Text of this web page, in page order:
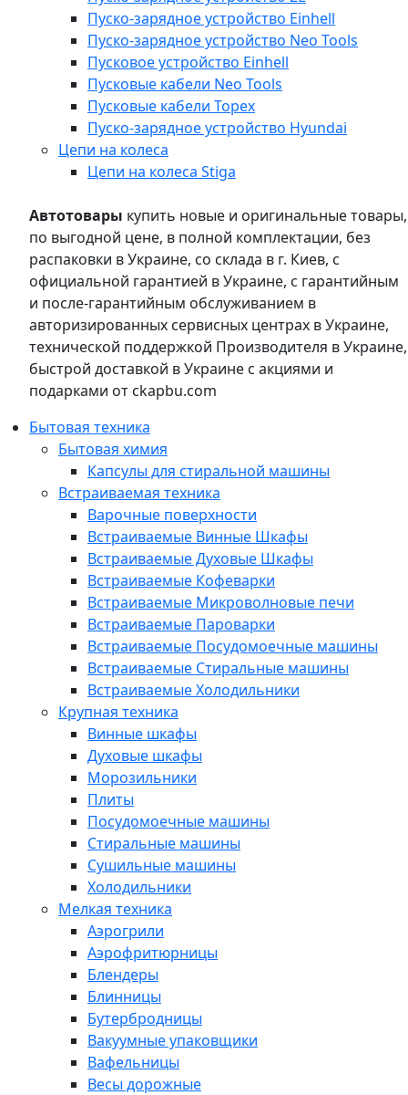
Пуско-зарядное устройство Einhell
Пуско-зарядное устройство Neo Tools
Пусковое устройство Einhell
Пусковые кабели Neo Tools
Пусковые кабели Topex
Пуско-зарядное устройство Hyundai
Цепи на колеса
Цепи на колеса Stiga
Автотовары купить новые и оригинальные товары,
по выгодной цене, в полной комплектации, без
распаковки в Украине, со склада в г. Киев, с
официальной гарантией в Украине, с гарантийным
и после-гарантийным обслуживанием в
авторизированных сервисных центрах в Украине,
технической поддержкой Производителя в Украине,
быстрой доставкой в Украине с акциями и
подарками от ckapbu.com
Бытовая техника
Бытовая химия
Капсулы для стиральной машины
Встраиваемая техника
Варочные поверхности
Встраиваемые Винные Шкафы
Встраиваемые Духовые Шкафы
Встраиваемые Кофеварки
Встраиваемые Микроволновые печи
Встраиваемые Пароварки
Встраиваемые Посудомоечные машины
Встраиваемые Стиральные машины
Встраиваемые Холодильники
Крупная техника
Винные шкафы
Духовые шкафы
Морозильники
Плиты
Посудомоечные машины
Стиральные машины
Сушильные машины
Холодильники
Мелкая техника
Аэрогрили
Аэрофритюрницы
Блендеры
Блинницы
Бутербродницы
Вакуумные упаковщики
Вафельницы
Весы дорожные